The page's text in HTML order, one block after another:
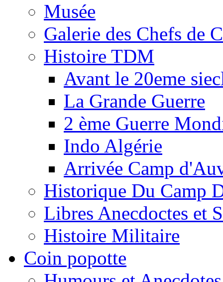
Musée
Galerie des Chefs de
Histoire TDM
Avant le 20eme
La Grande Guerre
2 ème Guerre
Indo Algérie
Arrivée Camp
Historique Du Camp
Libres Anecdoctes et
Histoire Militaire
Coin popotte